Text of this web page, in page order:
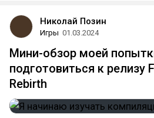
Николай Позин
Игры 01.03.2024
Мини-обзор моей
подготовиться к релизу
Rebirth